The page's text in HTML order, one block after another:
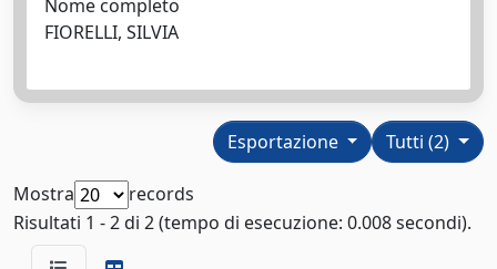
Nome completo
FIORELLI, SILVIA
Tutti (2)
Esportazione
Mostra
records
Risultati 1 - 2 di 2 (tempo di esecuzione: 0.008 secondi).